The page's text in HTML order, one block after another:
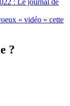
: Le journal de
« vidéo » cette
?